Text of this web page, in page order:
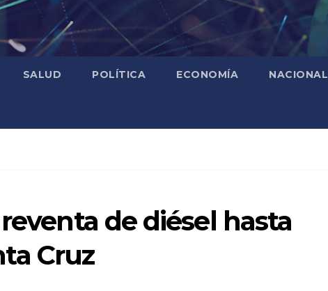
SALUD POLÍTICA ECONOMÍA NACIONAL
de diésel hasta
Cruz